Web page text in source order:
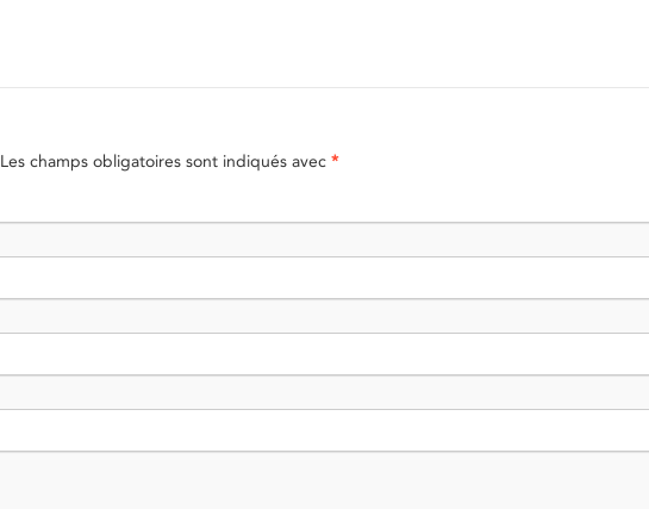
Les champs obligatoires sont indiqués avec *